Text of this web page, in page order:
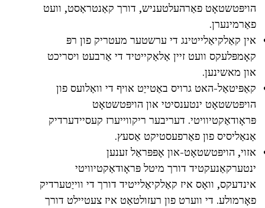
הויפּטשטאָט פאַרהעלטעניש, דורך קאַנטראַסט, וועט
פאַרמינערן.
אין קאַלקיאַלייטינג די ערשטער מעטריק פון רפּ
קאָמפּלעקס וועט זיין אַלאַקייטיד די אַרבעט ויסריכט
און מאשינען.
קאַפּיטאַל-האט גרויס באַטייַט אויף די וואַלועס פון
הויפּטשטאָט ינטענסיטי און הויפּטשטאָט
פּראָודאַקטיוויטי. דעריבער ריקווייערז קעסיידערדיק
אַנאַליסיס פון פאַרפעסטיקט אַסעץ.
אזוי, הויפּטשטאָט-און אָפּפּראַל זענען
ינטערקאַנעקטיד דורך מיטל פּראָודאַקטיוויטי
אינדעקס, וואָס איז קאַלקיאַלייטיד דורך די ווייַטערדיק
פאָרמולע. די ווערט פון רעזולטאַט איז צעטיילט דורך